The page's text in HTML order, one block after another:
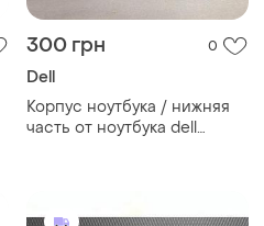
300 грн 0
Dell
Корпус ноутбука / нижняя
часть от ноутбука dell